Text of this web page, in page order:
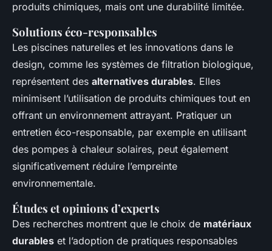
produits chimiques, mais ont une durabilité limitée.
Solutions éco-responsables
Les piscines naturelles et les innovations dans le
design, comme les systèmes de filtration biologique,
représentent des alternatives durables. Elles
minimisent l’utilisation de produits chimiques tout en
offrant un environnement attrayant. Pratiquer un
entretien éco-responsable, par exemple en utilisant
des pompes à chaleur solaires, peut également
significativement réduire l’empreinte
environnementale.
Études et opinions d’experts
Des recherches montrent que le choix de matériaux
durables et l’adoption de pratiques responsables